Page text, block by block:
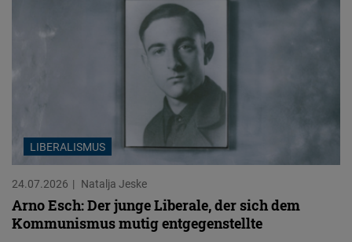
LIBERALISMUS
24.07.2026 Natalja Jeske
Arno Esch: Der junge Liberale, der sich dem
Kommunismus mutig entgegenstellte